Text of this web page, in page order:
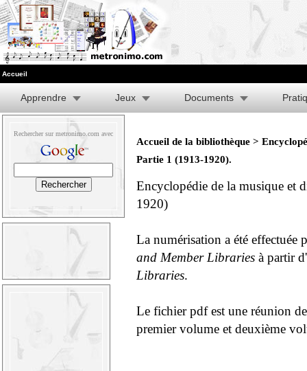
Accueil
Apprendre Jeux Documents
Rechercher sur metronimo.com avec
Accueil de la bibliothèque >
Partie 1 (1913-1920).
Encyclopédie de la musique et
1920)
La numérisation a été effectuée
and Member Libraries à partir
Libraries.
Le fichier pdf est une réunion
premier volume et deuxième